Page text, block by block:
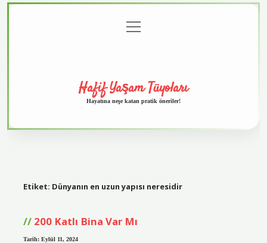
menüyü
aç
Hafif Yaşam Tüyoları
Hayatına neşe katan pratik öneriler!
Etiket: Dünyanın en uzun yapısı neresidir
200 Katlı Bina Var Mı
Tarih: Eylül 11, 2024